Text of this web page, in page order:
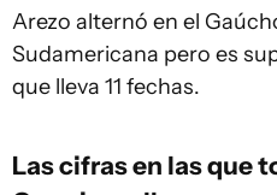
Arezo alternó en el
Sudamericana pero es
que lleva 11 fechas.
Las cifras en las que